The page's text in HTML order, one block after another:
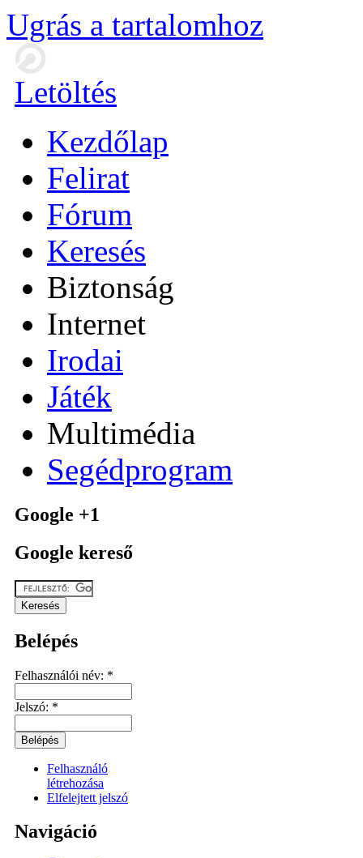
Ugrás a tartalomhoz
Letöltés
Kezdőlap
Felirat
Fórum
Keresés
Biztonság
Internet
Irodai
Játék
Multimédia
Segédprogram
Google +1
Google kereső
Belépés
Felhasználói név: *
Jelszó: *
Felhasználó
létrehozása
Elfelejtett jelszó
Navigáció